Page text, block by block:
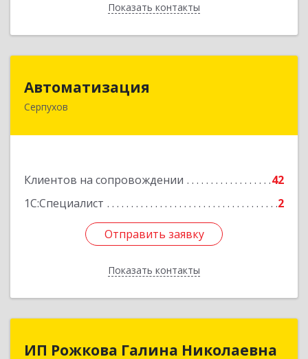
Показать контакты
Назад
Автоматизация
Серпухов
Клиентов на сопровождении
42
1С:Специалист
2
Отправить заявку
Показать контакты
Отправить заявку
Назад
ИП Рожкова Галина Николаевна